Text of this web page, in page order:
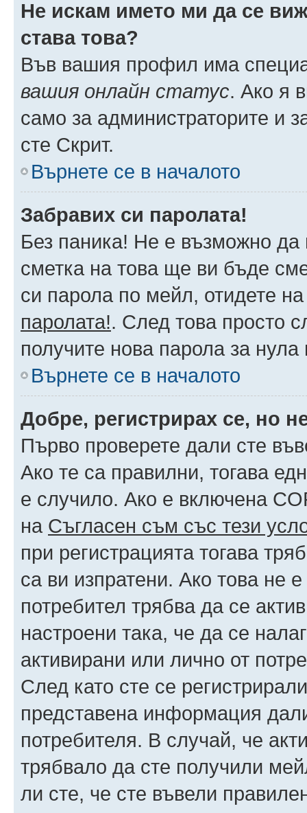
Не искам името ми да се
става това?
Във вашия профил има
вашия онлайн статус. Ако я
само за администраторите и
сте Скрит.
Върнете се в началото
Забравих си паролата!
Без паника! Не е възможно да
сметка на това ще ви бъде
си парола по мейл, отидете
паролата!. След това просто
получите нова парола за
Върнете се в началото
Добре, регистрирах се, но
Първо проверете дали сте
Ако те са правилни, тогава
е случило. Ако е включена
на Съгласен съм със тези
при регистрацията тогава
са ви изпратени. Ако това не
потребител трябва да се
настроени така, че да се
активирани или лично от
След като сте се
представена информация
потребителя. В случай, че
трябвало да сте получили
ли сте, че сте въвели